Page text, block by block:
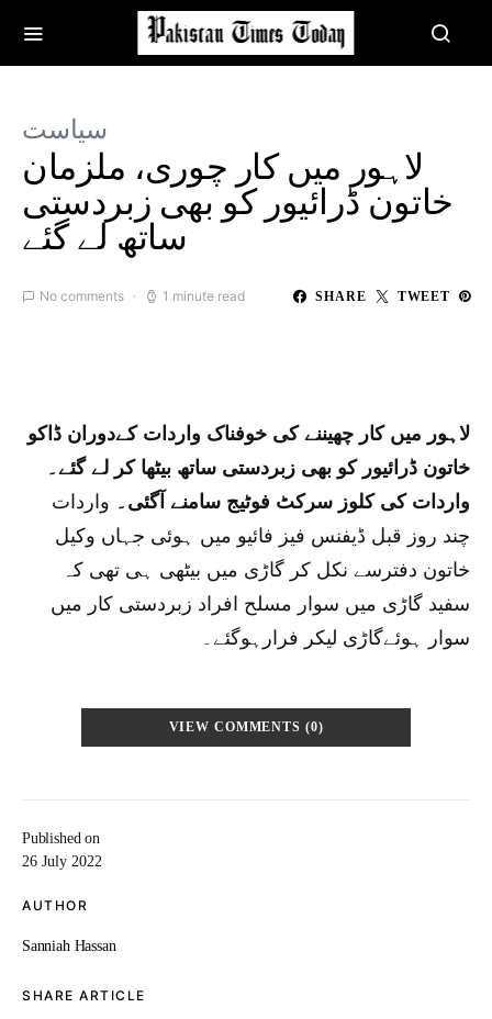
سیاست
لاہور میں کار چوری، ملزمان
خاتون ڈرائیور کو بھی زبردستی
ساتھ لے گئے
No comments 1 minute read SHARE TWEET
Published on
26 July 2022
AUTHOR
Sanniah Hassan
SHARE ARTICLE
لاہور میں کار چھیننے کی خوفناک واردات کےدوران ڈاکو
خاتون ڈرائیور کو بھی زبردستی ساتھ بیٹھا کر لے گئے۔
واردات کی کلوز سرکٹ فوٹیج سامنے آگئی۔ واردات
چند روز قبل ڈیفنس فیز فائیو میں ہوئی جہاں وکیل
خاتون دفترسے نکل کر گاڑی میں بیٹھی ہی تھی کہ
سفید گاڑی میں سوار مسلح افراد زبردستی کار میں
سوار ہوئےگاڑی لیکر فرارہوگئے۔
VIEW COMMENTS (0)